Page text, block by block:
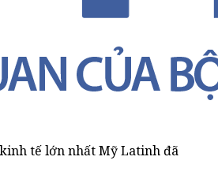
tế lớn nhất Mỹ Latinh đã